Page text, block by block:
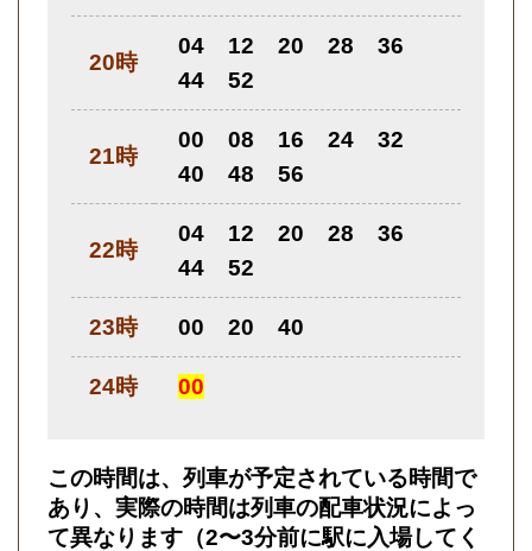
20時
04 12 20 28
36
44
52
21時
00 08 16 24
32
40
48 56
22時
04 12 20 28
36
44
52
23時 00 20 40
24時 00
この時間は、列車が予定されている時間で
あり、実際の時間は列車の配車状況によっ
て異なります（2〜3分前に駅に入場してく